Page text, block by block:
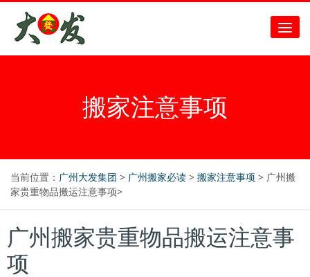
搬家注意事项
当前位置： 广州大发集团 > 广州搬家必读 > 搬家注意事项 > 广州搬
家贵重物品搬运注意事项>
广州搬家贵重物品搬运注意事
项